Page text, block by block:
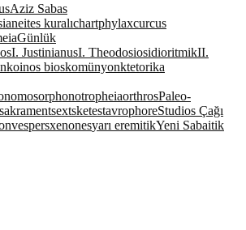
Aziz Sabas
kuralıchartphylaxcurcus
Günlük
I. JustinianusI. TheodosiosidioritmikII.
koinos bioskomünyonktetorika
orphonotropheiaorthrosPaleo-
sakramentsextsketestavrophoreStudios Çağı
vespersxenonesyarı eremitikYeni Sabaitik